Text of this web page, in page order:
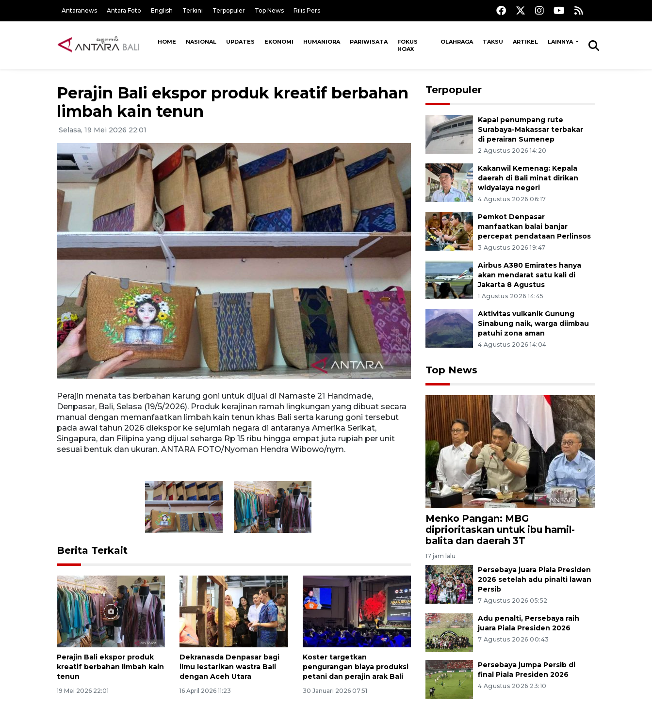
Antaranews Antara Foto English Terkini Terpopuler Top News Rilis Pers
HOME NASIONAL UPDATES EKONOMI HUMANIORA PARIWISATA
FOKUS
HOAX
OLAHRAGA TAKSU ARTIKEL LAINNYA
Perajin Bali ekspor produk kreatif berbahan
limbah kain tenun
Selasa, 19 Mei 2026 22:01
Perajin menata tas berbahan karung goni untuk dijual di Namaste 21 Handmade,
Denpasar, Bali, Selasa (19/5/2026). Produk kerajinan ramah lingkungan yang dibuat secara
manual dengan memanfaatkan limbah kain tenun khas Bali serta karung goni tersebut
pada awal tahun 2026 diekspor ke sejumlah negara di antaranya Amerika Serikat,
Singapura, dan Filipina yang dijual seharga Rp 15 ribu hingga empat juta rupiah per unit
sesuai bentuk dan ukuran. ANTARA FOTO/Nyoman Hendra Wibowo/nym.
Perajin mempersiapkan baju berbahan kain tenun
Prancis di Namaste 21 Handmade, Denpasar, Bali, Selasa
ramah lingkungan yang dibuat secara manual dengan
khas Bali serta karung goni tersebut pada awal tahun 2026
di antaranya Amerika Serikat, Singapura, dan Filipina yang
empat juta rupiah per unit sesuai bentuk dan ukuran.
Wibowo/nym.
Berita Terkait
Perajin Bali ekspor produk
kreatif berbahan limbah kain
tenun
19 Mei 2026 22:01
Dekranasda Denpasar bagi
ilmu lestarikan wastra Bali
dengan Aceh Utara
16 April 2026 11:23
Koster targetkan
pengurangan biaya produksi
petani dan perajin arak Bali
30 Januari 2026 07:51
Terpopuler
Kapal penumpang rute
Surabaya-Makassar terbakar
di perairan Sumenep
2 Agustus 2026 14:20
Kakanwil Kemenag: Kepala
daerah di Bali minat dirikan
widyalaya negeri
4 Agustus 2026 06:17
Pemkot Denpasar
manfaatkan balai banjar
percepat pendataan Perlinsos
3 Agustus 2026 19:47
Airbus A380 Emirates hanya
akan mendarat satu kali di
Jakarta 8 Agustus
1 Agustus 2026 14:45
Aktivitas vulkanik Gunung
Sinabung naik, warga diimbau
patuhi zona aman
4 Agustus 2026 14:04
Top News
Menko Pangan: MBG
diprioritaskan untuk ibu hamil-
balita dan daerah 3T
17 jam lalu
Persebaya juara Piala Presiden
2026 setelah adu pinalti lawan
Persib
7 Agustus 2026 05:52
Adu penalti, Persebaya raih
juara Piala Presiden 2026
7 Agustus 2026 00:43
Persebaya jumpa Persib di
final Piala Presiden 2026
4 Agustus 2026 23:10